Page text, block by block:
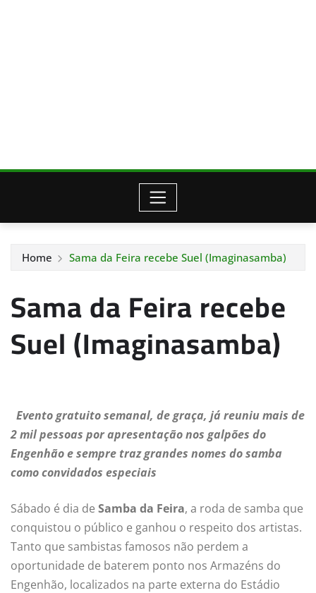
Home Sama da Feira recebe Suel (Imaginasamba)
Sama da Feira recebe
Suel (Imaginasamba)
Evento gratuito semanal, de graça, já reuniu mais de
2 mil pessoas por apresentação nos galpões do
Engenhão e sempre traz grandes nomes do samba
como convidados especiais
Sábado é dia de Samba da Feira, a roda de samba que
conquistou o público e ganhou o respeito dos artistas.
Tanto que sambistas famosos não perdem a
oportunidade de baterem ponto nos Armazéns do
Engenhão, localizados na parte externa do Estádio